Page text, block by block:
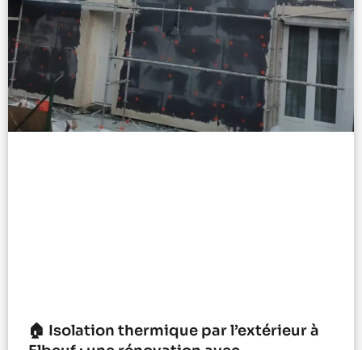
🏠 Isolation thermique par l’extérieur à